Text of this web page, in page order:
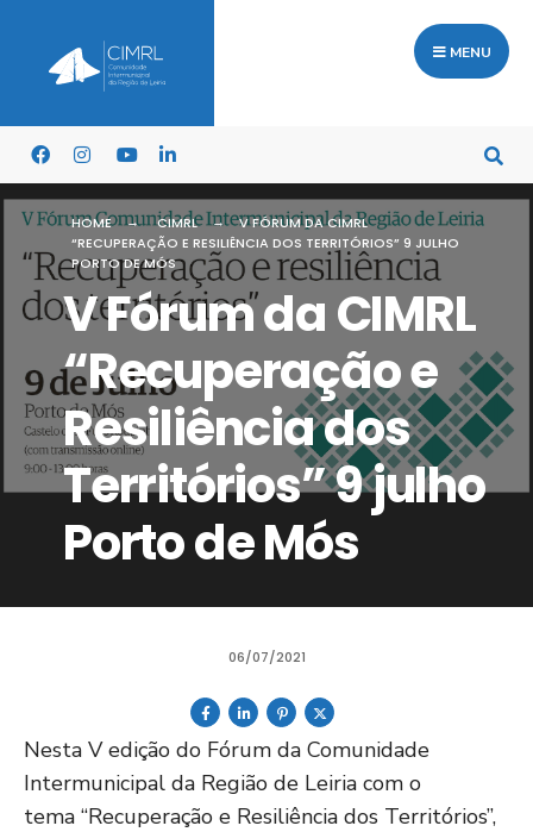
MENU
HOME CIMRL
V FÓRUM DA CIMRL
“RECUPERAÇÃO E RESILIÊNCIA DOS TERRITÓRIOS” 9 JULHO
PORTO DE MÓS
V Fórum da CIMRL
“Recuperação e
Resiliência dos
Territórios” 9 julho
Porto de Mós
06/07/2021
Nesta V edição do Fórum da Comunidade
Intermunicipal da Região de Leiria com o
tema “Recuperação e Resiliência dos Territórios”,